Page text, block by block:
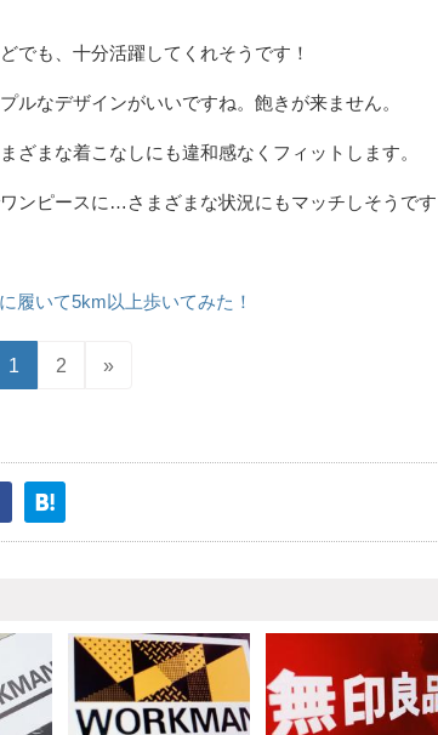
でも、十分活躍してくれそうです！
ルなデザインがいいですね。飽きが来ません。
ざまな着こなしにも違和感なくフィットします。
ンピースに…さまざまな状況にもマッチしそうです
履いて5km以上歩いてみた！
1 2 »